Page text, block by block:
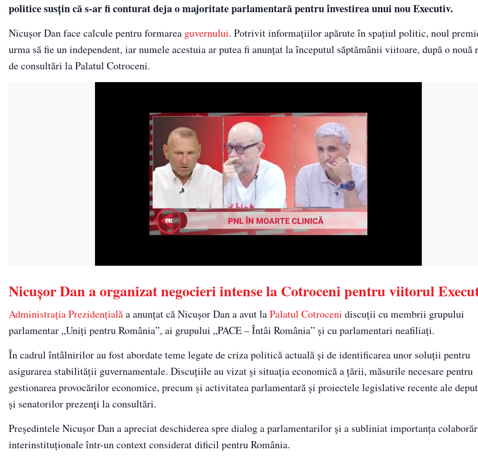
politice susțin că s-ar fi conturat deja o majoritate parlamentară pentru învestirea unui nou Executiv.
Nicușor Dan face calcule pentru formarea guvernului. Potrivit informațiilor apărute în spațiul politic, noul
urma să fie un independent, iar numele acestuia ar putea fi anunțat la începutul săptămânii viitoare, după o nouă
de consultări la Palatul Cotroceni.
Nicușor Dan a organizat negocieri intense la Cotroceni pentru viitorul
Administrația Prezidențialăa anunțat că Nicușor Dan a avut laPalatul Cotroceni discuții cu membrii grupului
parlamentar „Uniți pentru România”, ai grupului „PACE – Întâi România” și cu parlamentari neafiliați.
În cadrul întâlnirilor au fost abordate teme legate de criza politică actuală și de identificarea unor soluții pentru
asigurarea stabilității guvernamentale. Discuțiile au vizat și situația economică a țării, măsurile necesare pentru
gestionarea provocărilor economice, precum și activitatea parlamentară și proiectele legislative recente ale
și senatorilor prezenți la consultări.
Președintele Nicușor Dan a apreciat deschiderea spre dialog a parlamentarilor și a subliniat importanța
interinstituționale într-un context considerat dificil pentru România.